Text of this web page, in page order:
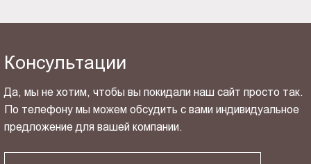
Консультации
Да, мы не хотим, чтобы вы покидали наш сайт просто так.
По телефону мы можем обсудить с вами индивидуальное
предложение для вашей компании.